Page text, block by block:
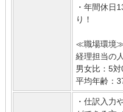
・年間休日
り！
≪職場環境
経理担当の
男女比：5
平均年齢：
・仕訳入力